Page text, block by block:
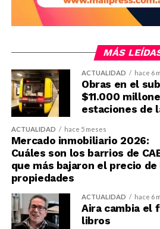
MÁS
ACTUALIDAD hace 6
Obras en el
$11.000
estaciones de
ACTUALIDAD hace 5 meses
Mercado inmobiliario 2026:
Cuáles son los barrios de
que más bajaron el precio de
propiedades
ACTUALIDAD hace 6
Aira cambia el
libros